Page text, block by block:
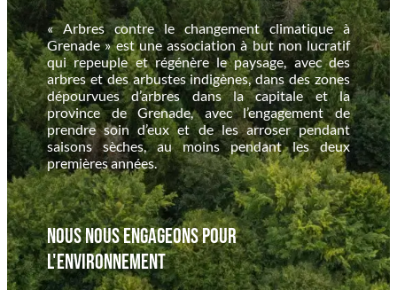
« Arbres contre le changement climatique à
Grenade » est une association à but non lucratif
qui repeuple et régénère le paysage, avec des
arbres et des arbustes indigènes, dans des zones
dépourvues d’arbres dans la capitale et la
province de Grenade, avec l’engagement de
prendre soin d’eux et de les arroser pendant
saisons sèches, au moins pendant les deux
premières années.
Nous nous engageons pour
l'environnement